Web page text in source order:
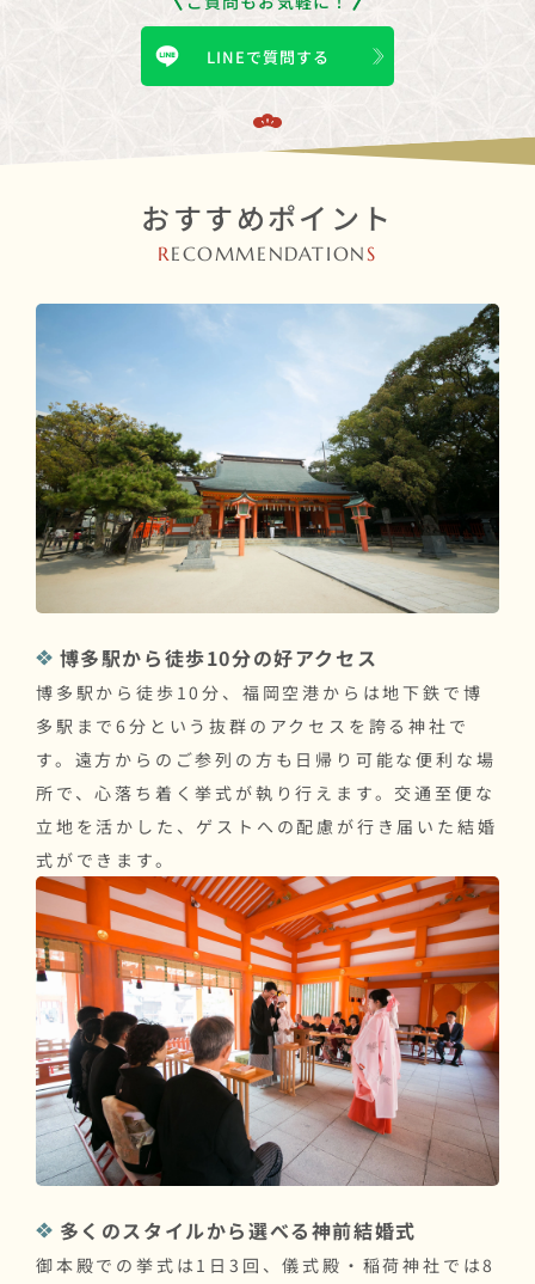
LINEで質問する
おすすめポイント
RECOMMENDATION S
博多駅から徒歩10分の好アクセス
博多駅から徒歩10分、福岡空港からは地下鉄で博
多駅まで6分という抜群のアクセスを誇る神社で
す。遠方からのご参列の方も日帰り可能な便利な場
所で、心落ち着く挙式が執り行えます。交通至便な
立地を活かした、ゲストへの配慮が行き届いた結婚
式ができます。
多くのスタイルから選べる神前結婚式
御本殿での挙式は1日3回、儀式殿・稲荷神社では8